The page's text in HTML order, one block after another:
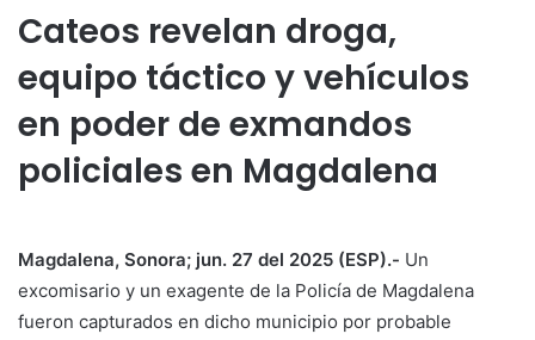
Cateos revelan droga,
equipo táctico y vehículos
en poder de exmandos
policiales en Magdalena
Magdalena, Sonora; jun. 27 del 2025 (ESP).- Un
excomisario y un exagente de la Policía de Magdalena
fueron capturados en dicho municipio por probable